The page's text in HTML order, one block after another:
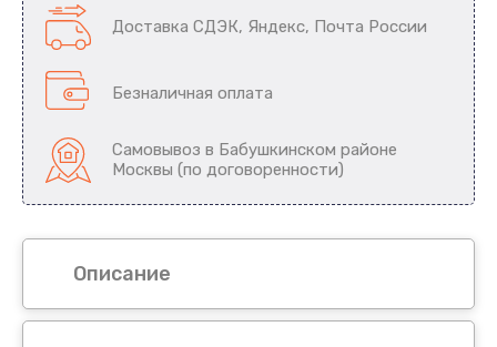
Доставка СДЭК, Яндекс, Почта России
Безналичная оплата
Самовывоз в Бабушкинском районе
Москвы (по договоренности)
Описание